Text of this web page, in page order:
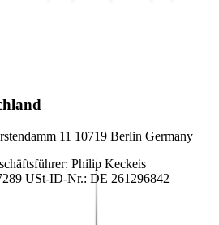
11 10719 Berlin Germany
Philip Keckeis
USt-ID-Nr.: DE 261296842